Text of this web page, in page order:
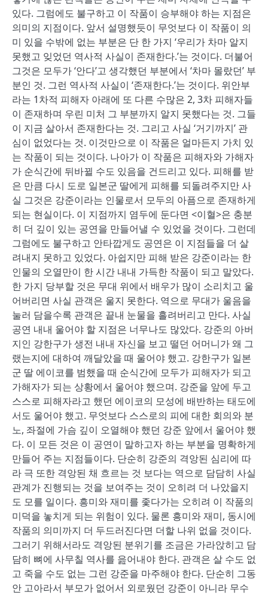
있다. 그럼에도 불구하고 이 작품이 승부해야 하는 지점은
의미의 지점이다. 앞서 설명했듯이 무엇보다 이 작품이 의
미 있을 수밖에 없는 부분은 단 한 가지 ‘우리가 차마 알지
못했고 잊었던 역사적 사실이 존재한다.’는 것이다. 더불어
그것은 모두가 ‘안다’고 생각했던 부분에서 ‘차마 몰랐던’ 부
분인 것. 그런 역사적 사실이 ‘존재한다.’는 것이다. 위안부
라는 1차적 피해자 아래에 또 다른 수많은 2, 3차 피해자들
이 존재하며 우린 미처 그 부분까지 알지 못했다는 것. 그들
이 지금 살아서 존재한다는 것. 그리고 사실 ‘거기까지’ 관
심이 없었다는 것. 이것만으로 이 작품은 얼마든지 가치 있
는 작품이 되는 것이다. 나아가 이 작품은 피해자와 가해자
가 순식간에 뒤바뀔 수도 있음을 건드리고 있다. 피해를 받
은 만큼 다시 도로 일본군 딸에게 피해를 되돌려주지만 사
실 그것은 강준이라는 인물로서 모두의 아픔으로 존재하게
되는 현실이다. 이 지점까지 염두에 둔다면 <이혈>은 충분
히 더 깊이 있는 공연을 만들어낼 수 있었을 것이다. 그런데
그럼에도 불구하고 안타깝게도 공연은 이 지점들을 더 살
려내지 못하고 있었다. 아쉽지만 피해 받은 강준이라는 한
인물의 오열만이 한 시간 내내 가득한 작품이 되고 말았다.
한 가지 당부할 것은 무대 위에서 배우가 많이 소리치고 울
어버리면 사실 관객은 울지 못한다. 역으로 무대가 울음을
눌러 담을수록 관객은 끝내 눈물을 흘려버리고 만다. 사실
공연 내내 울어야 할 지점은 너무나도 많았다. 강준의 아버
지인 강한구가 생전 내내 자신을 보고 떨던 어머니가 왜 그
랬는지에 대하여 깨달았을 때 울어야 했고. 강한구가 일본
군 딸 에이코를 범했을 때 순식간에 모두가 피해자가 되고
가해자가 되는 상황에서 울어야 했으며. 강준을 앞에 두고
스스로 피해자라고 했던 에이코의 모성에 배반하는 태도에
서도 울어야 했고. 무엇보다 스스로의 피에 대한 회의와 분
노, 좌절에 가슴 깊이 오열해야 했던 강준 앞에서 울어야 했
다. 이 모든 것은 이 공연이 말하고자 하는 부분을 명확하게
만들어 주는 지점들이다. 단순히 강준의 격앙된 심리에 따
라 극 또한 격앙된 채 흐르는 것 보다는 역으로 담담히 사실
관계가 진행되는 것을 보여주는 것이 오히려 더 나았을지
도 모를 일이다. 흥미와 재미를 좇다가는 오히려 이 작품의
미덕을 놓치게 되는 위험이 있다. 물론 흥미와 재미, 동시에
작품의 의미까지 더 두드러진다면 더할 나위 없을 것이다.
그러기 위해서라도 격앙된 분위기를 조금은 가라앉히고 담
담히 뼈에 사무칠 역사를 읊어내야 한다. 관객은 살 수도 없
고 죽을 수도 없는 그런 강준을 마주해야 한다. 단순히 그동
안 고아라서 부모가 없어서 외로웠던 강준이 아니라 무수